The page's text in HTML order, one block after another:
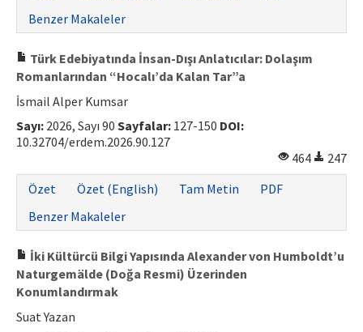
Benzer Makaleler
Türk Edebiyatında İnsan-Dışı Anlatıcılar: Dolaşım
Romanlarından “Hocalı’da Kalan Tar”a
İsmail Alper Kumsar
Sayı: 2026, Sayı 90 Sayfalar: 127-150 DOI:
10.32704/erdem.2026.90.127
464
247
Özet
Özet (English) Tam Metin
PDF
Benzer Makaleler
İki Kültürcü Bilgi Yapısında Alexander von Humboldt’u
Naturgemälde (Doğa Resmi) Üzerinden
Konumlandırmak
Suat Yazan